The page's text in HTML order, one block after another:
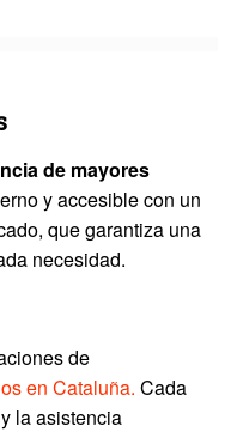
de mayores
y accesible con un
que garantiza una
necesidad.
de
en Cataluña. Cada
la asistencia